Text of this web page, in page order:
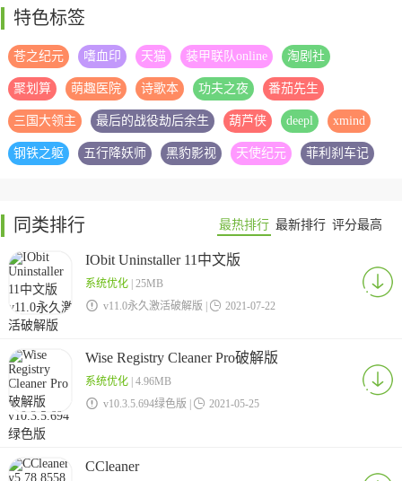
特色标签
苍之纪元 嗜血印 天猫 装甲联队online 淘剧社
聚划算 萌趣医院 诗歌本 功夫之夜 番茄先生
三国大领主 最后的战役劫后余生 葫芦侠 deepl xmind
钢铁之躯 五行降妖师 黑豹影视 天使纪元 菲利刹车记
同类排行 最热排行 最新排行 评分最高
IObit Uninstaller 11中文版
系统优化| 25MB
 v11.0永久激活破解版 |  2021-07-22
Wise Registry Cleaner Pro破解版
系统优化| 4.96MB
 v10.3.5.694绿色版 |  2021-05-25
CCleaner